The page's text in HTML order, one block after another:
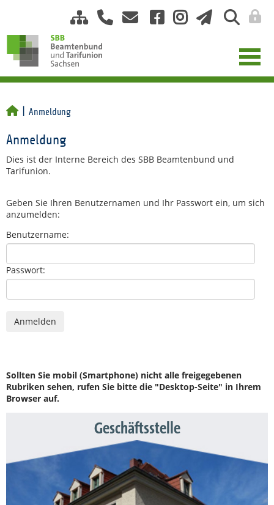
Anmeldung
Anmeldung
Dies ist der Interne Bereich des SBB Beamtenbund und
Tarifunion.
Geben Sie Ihren Benutzernamen und Ihr Passwort ein, um sich
anzumelden:
Benutzername:
Passwort:
Sollten Sie mobil (Smartphone) nicht alle freigegebenen
Rubriken sehen, rufen Sie bitte die "Desktop-Seite" in Ihrem
Browser auf.
Geschäftsstelle